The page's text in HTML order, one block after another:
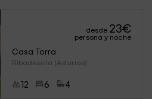
desde 23€
persona y noche
Casa Torra
Ribadesella (Asturias)
12 6 4